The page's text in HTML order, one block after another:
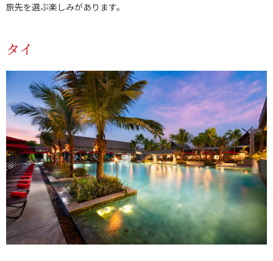
旅先を選ぶ楽しみがあります。
タイ